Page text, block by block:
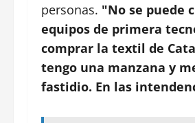
personas. "No se puede
equipos de primera
comprar la textil de
tengo una manzana y
fastidio. En las